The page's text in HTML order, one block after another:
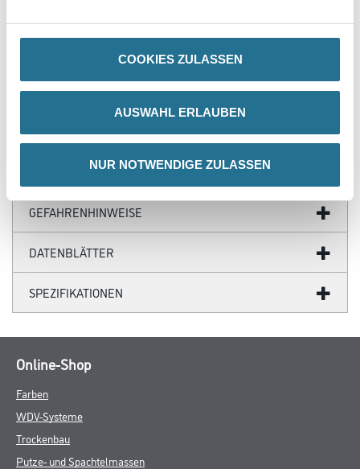
COOKIES ZULASSEN
AUSWAHL ERLAUBEN
NUR NOTWENDIGE ZULASSEN
Die Herstellungstechnik gewährleistet eine feste und glatte
Oberfläche mit genauen Profilkanten sowie exakter Wiedergabe
Klebers.
ZUSATZINFOS
GEFAHRENHINWEISE
DATENBLÄTTER
SPEZIFIKATIONEN
Online-Shop
Farben
WDV-Systeme
Trockenbau
Putze- und Spachtelmassen